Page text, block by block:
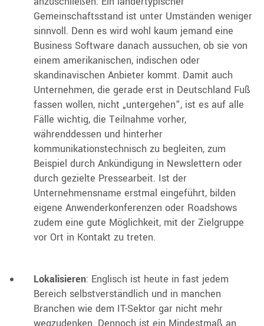
Gemeinschaftsstand ist unter Umständen weniger
sinnvoll. Denn es wird wohl kaum jemand eine
Business Software danach aussuchen, ob sie von
einem amerikanischen, indischen oder
skandinavischen Anbieter kommt. Damit auch
Unternehmen, die gerade erst in Deutschland Fuß
fassen wollen, nicht „untergehen“, ist es auf alle
Fälle wichtig, die Teilnahme vorher,
währenddessen und hinterher
kommunikationstechnisch zu begleiten, zum
Beispiel durch Ankündigung in Newslettern oder
durch gezielte Pressearbeit. Ist der
Unternehmensname erstmal eingeführt, bilden
eigene Anwenderkonferenzen oder Roadshows
zudem eine gute Möglichkeit, mit der Zielgruppe
vor Ort in Kontakt zu treten.
Lokalisieren: Englisch ist heute in fast jedem
Bereich selbstverständlich und in manchen
Branchen wie dem IT-Sektor gar nicht mehr
wegzudenken. Dennoch ist ein Mindestmaß an